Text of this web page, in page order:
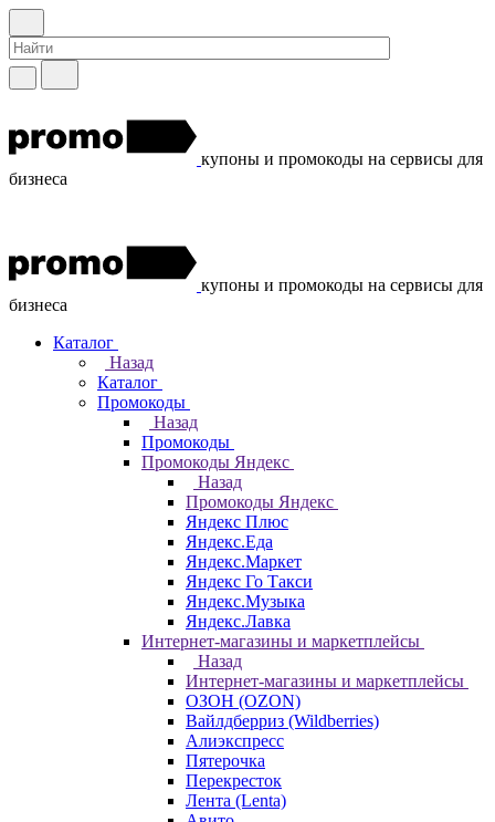
купоны и промокоды на сервисы для
бизнеса
купоны и промокоды на сервисы для
бизнеса
Каталог
Назад
Каталог
Промокоды
Назад
Промокоды
Промокоды Яндекс
Назад
Промокоды Яндекс
Яндекс Плюс
Яндекс.Еда
Яндекс.Маркет
Яндекс Го Такси
Яндекс.Музыка
Яндекс.Лавка
Интернет-магазины и маркетплейсы
Назад
Интернет-магазины и маркетплейсы
ОЗОН (OZON)
Вайлдберриз (Wildberries)
Алиэкспресс
Пятерочка
Перекресток
Лента (Lenta)